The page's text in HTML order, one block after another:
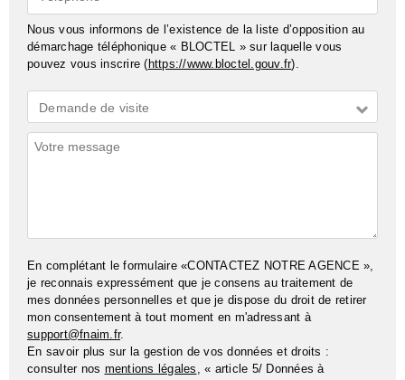
Nous vous informons de l’existence de la liste d’opposition au
démarchage téléphonique « BLOCTEL » sur laquelle vous
pouvez vous inscrire (https://www.bloctel.gouv.fr).
Demande
*
Demande de visite
Commentaires
En complétant le formulaire «CONTACTEZ NOTRE AGENCE »,
je reconnais expressément que je consens au traitement de
mes données personnelles et que je dispose du droit de retirer
mon consentement à tout moment en m'adressant à
support@fnaim.fr.
En savoir plus sur la gestion de vos données et droits :
consulter nos mentions légales , « article 5/ Données à